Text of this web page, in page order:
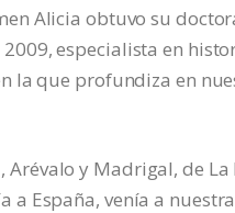
Alicia obtuvo su
especialista en
la que profundiza en
y Madrigal, de
a España, venía a